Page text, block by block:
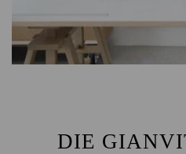
DIE